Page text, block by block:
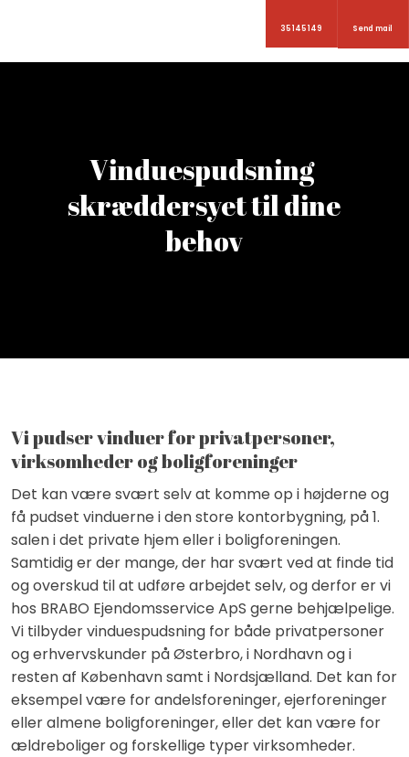
35 145 149 Send mail
Vinduespudsning ​
skræddersyet til dine
behov
Vi pudser vinduer for privatpersoner,
virksomheder og boligforeninger
Det kan være svært selv at komme op i højderne og
få pudset vinduerne i den store kontorbygning, på 1.
salen i det private hjem eller i boligforeningen.
Samtidig er der mange, der har svært ved at finde tid
og overskud til at udføre arbejdet selv, og derfor er vi
hos BRABO Ejendomsservice ApS gerne behjælpelige.
Vi tilbyder vinduespudsning for både privatpersoner
og erhvervskunder på Østerbro, i Nordhavn og i
resten af København samt i Nordsjælland. Det kan for
eksempel være for andelsforeninger, ejerforeninger
eller almene boligforeninger, eller det kan være for
ældreboliger og forskellige typer virksomheder.